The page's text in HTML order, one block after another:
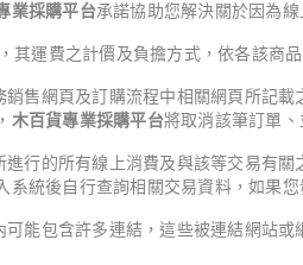
業採購平台承諾協助您解決關於因為
其運費之計價及負擔方式，依各該商
售網頁及訂購流程中相關網頁所記
木百貨專業採購平台將取消該筆訂單、
進行的所有線上消費及與該等交易有關
系統後自行查詢相關交易資料，如果
可能包含許多連結，這些被連結網站或